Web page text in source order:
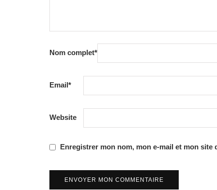
Nom complet*
Email*
Website
Enregistrer mon nom, mon e-mail et mon